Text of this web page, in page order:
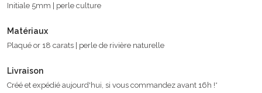
Initiale 5mm | perle culture
Matériaux
Plaqué or 18 carats | perle de rivière naturelle
Livraison
Créé et expédié aujourd'hui, si vous commandez avant 16h !*